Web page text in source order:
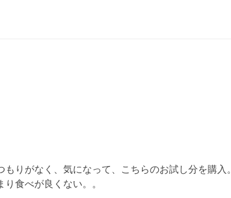
りがなく、気になって、こちらのお試し分を購入。
食べが良くない。。